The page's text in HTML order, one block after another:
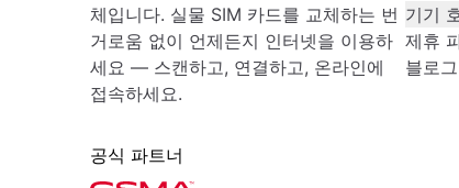
체입니다. 실물 SIM 카드를 교체하는 번
거로움 없이 언제든지 인터넷을 이용하
세요 — 스캔하고, 연결하고, 온라인에
접속하세요.
공식 파트너
기기
제휴
블로그